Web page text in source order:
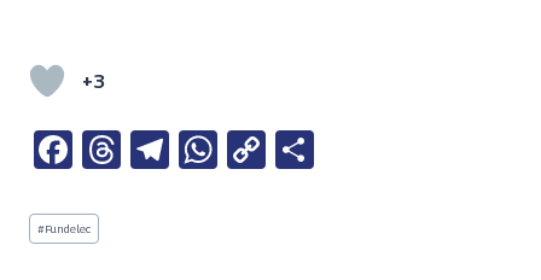
+3
Fa
b
T
Te W
C
#Fundelec